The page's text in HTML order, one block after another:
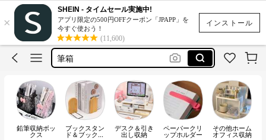
インストール
×
SHEIN - タイムセール実施中!
アプリ限定の500円OFFクーポン「JPAPP」を
今すぐ使おう！
(11,600)
棚
ペン立て
筆箱
収納
ペン立て
鉛筆収納ボッ
クス
ブックスタン
ド＆ブックエ
デスク＆引き
出し収納
ペーパークリ
ップホルダー
その他ホーム
オフィス収納